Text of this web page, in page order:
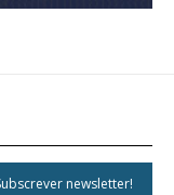
newsletter!